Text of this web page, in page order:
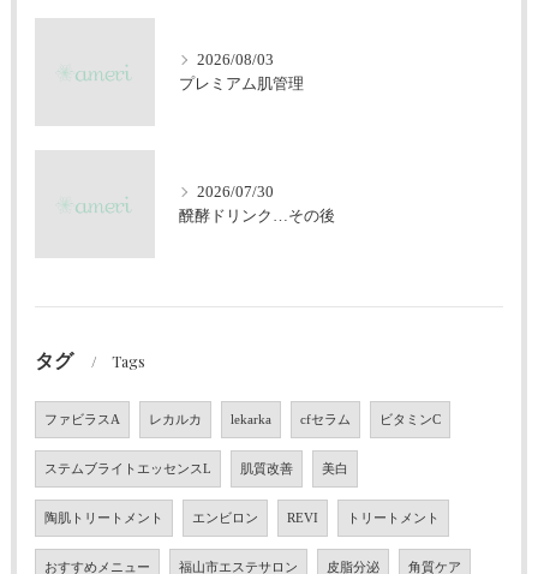
2026/08/03
プレミアム肌管理
2026/07/30
醗酵ドリンク…その後
タグ Tags
ファビラスA レカルカ lekarka cfセラム ビタミンC
ステムブライトエッセンスL 肌質改善 美白
陶肌トリートメント エンビロン REVI トリートメント
おすすめメニュー 福山市エステサロン 皮脂分泌 角質ケア